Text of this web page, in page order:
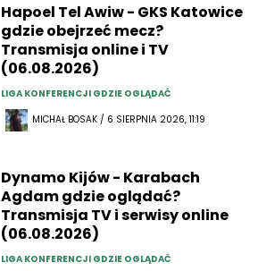
Hapoel Tel Awiw - GKS Katowice
gdzie obejrzeć mecz?
Transmisja online i TV
(06.08.2026)
LIGA KONFERENCJI GDZIE OGLĄDAĆ
MICHAŁ BOSAK / 6 SIERPNIA 2026, 11:19
Dynamo Kijów - Karabach
Agdam gdzie oglądać?
Transmisja TV i serwisy online
(06.08.2026)
LIGA KONFERENCJI GDZIE OGLĄDAĆ